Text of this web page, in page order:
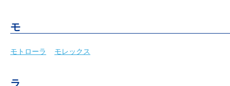
モ
モトローラ モレックス
ラ